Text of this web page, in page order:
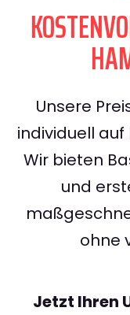
Unsere
individuell
Wir bieten
und
ohne
Jetzt Ihren